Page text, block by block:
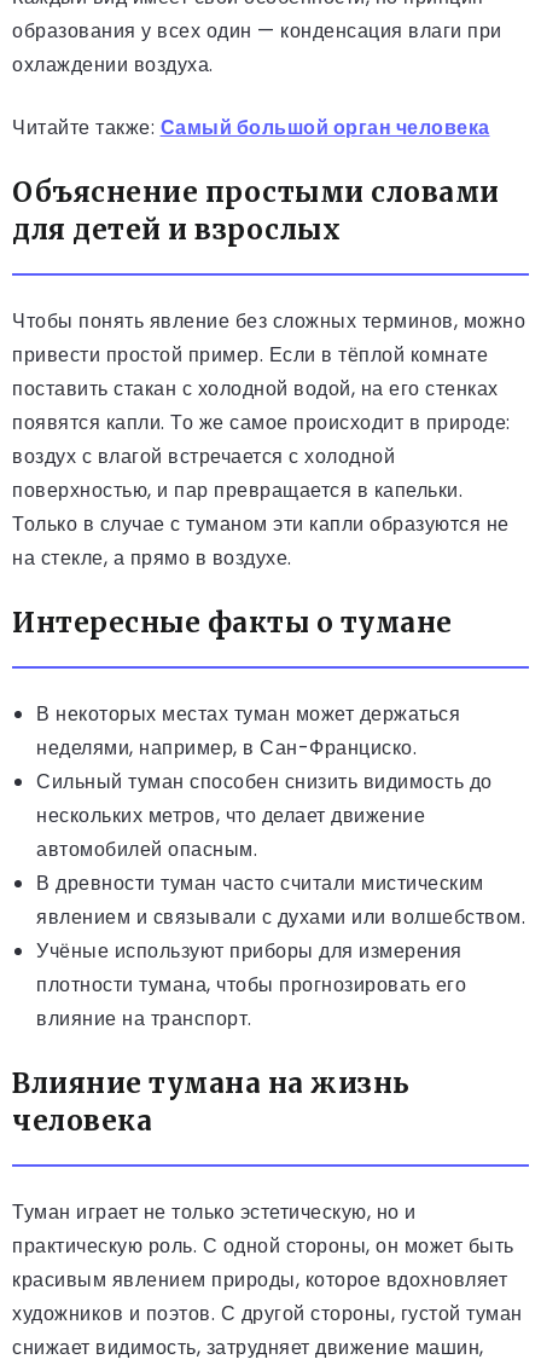
образования у всех один — конденсация влаги при
охлаждении воздуха.
Читайте также: Самый большой орган человека
Объяснение простыми словами
для детей и взрослых
Чтобы понять явление без сложных терминов, можно
привести простой пример. Если в тёплой комнате
поставить стакан с холодной водой, на его стенках
появятся капли. То же самое происходит в природе:
воздух с влагой встречается с холодной
поверхностью, и пар превращается в капельки.
Только в случае с туманом эти капли образуются не
на стекле, а прямо в воздухе.
Интересные факты о тумане
В некоторых местах туман может держаться
неделями, например, в Сан-Франциско.
Сильный туман способен снизить видимость до
нескольких метров, что делает движение
автомобилей опасным.
В древности туман часто считали мистическим
явлением и связывали с духами или волшебством.
Учёные используют приборы для измерения
плотности тумана, чтобы прогнозировать его
влияние на транспорт.
Влияние тумана на жизнь
человека
Туман играет не только эстетическую, но и
практическую роль. С одной стороны, он может быть
красивым явлением природы, которое вдохновляет
художников и поэтов. С другой стороны, густой туман
снижает видимость, затрудняет движение машин,